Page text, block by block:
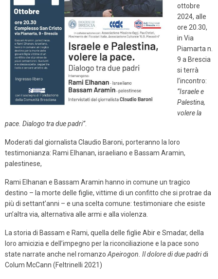
ottobre
2024, alle
ore 20.30,
in Via
Piamarta n.
9 a Brescia
si terrà
l’incontro:
“Israele e
Palestina,
volere la
pace. Dialogo tra due padri”.
Moderati dal giornalista Claudio Baroni, porteranno la loro
testimonianza: Rami Elhanan, israeliano e Bassam Aramin,
palestinese,
Rami Elhanan e Bassam Aramin hanno in comune un tragico
destino – la morte delle figlie, vittime di un confitto che si protrae da
più di settant’anni – e una scelta comune: testimoniare che esiste
un’altra via, alternativa alle armi e alla violenza.
La storia di Bassam e Rami, quella delle figlie Abir e Smadar, della
loro amicizia e dell’impegno per la riconciliazione e la pace sono
state narrate anche nel romanzoApeirogon. Il dolore di due padridi
Colum McCann (Feltrinelli 2021)